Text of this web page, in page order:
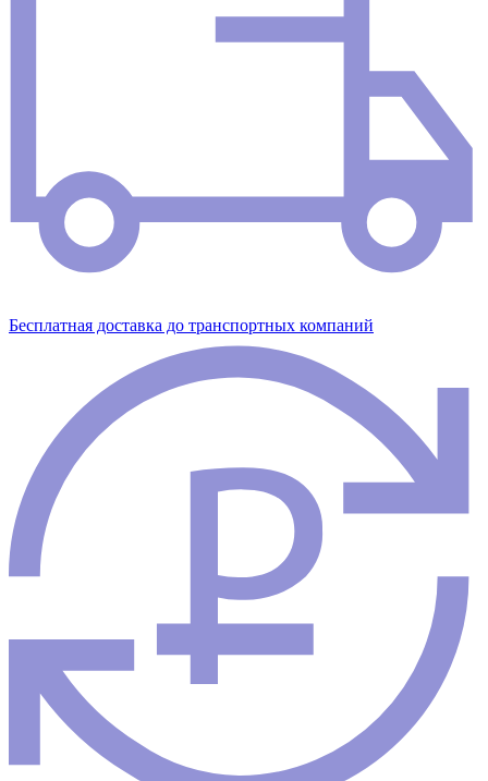
Бесплатная доставка до транспортных компаний